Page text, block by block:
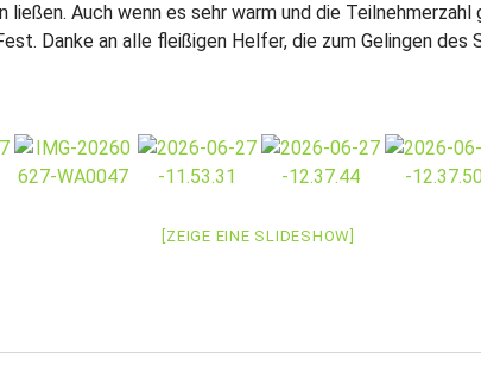
ließen. Auch wenn es sehr warm und die Teilnehmerzahl
Danke an alle fleißigen Helfer, die zum Gelingen
[ZEIGE EINE SLIDESHOW]